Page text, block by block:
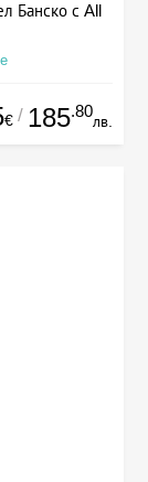
Банско с All
€ / 185.80
лв.